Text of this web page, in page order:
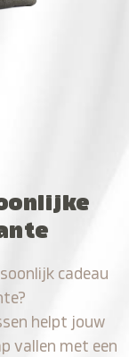
cadeau
helpt jouw
vallen met een